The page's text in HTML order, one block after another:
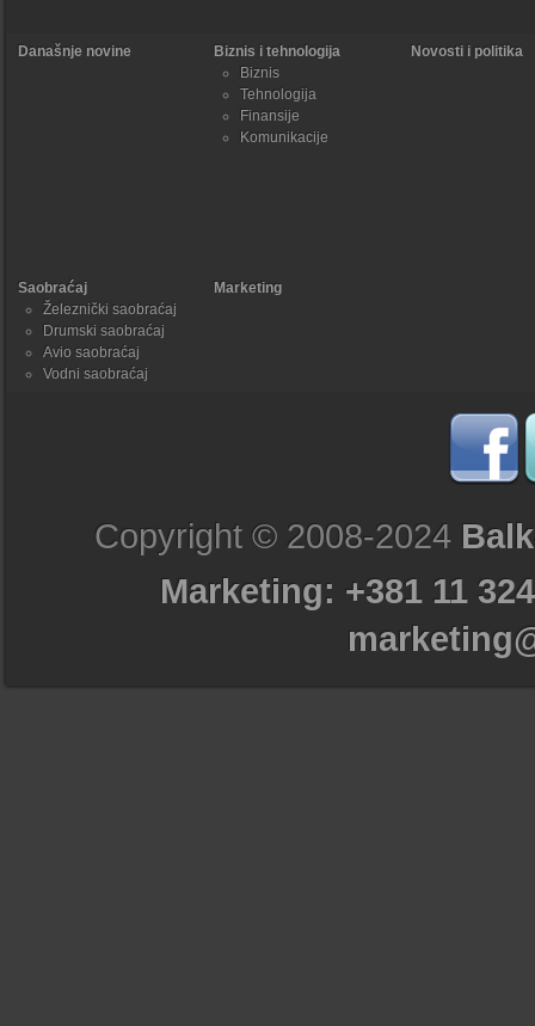
Današnje novine
Biznis i tehnologija
Biznis
Tehnologija
Finansije
Komunikacije
Novosti i politika
Saobraćaj
Železnički saobraćaj
Drumski saobraćaj
Avio saobraćaj
Vodni saobraćaj
Marketing
Copyright © 2008-2024
Marketing: +381 11